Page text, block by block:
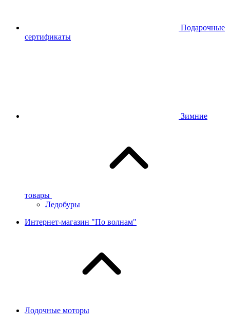
Подарочные
сертификаты
Зимние
товары
Ледобуры
Интернет-магазин "По волнам"
Лодочные моторы